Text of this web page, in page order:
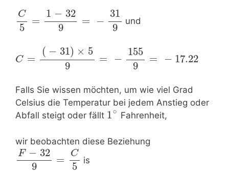
C
5
=
1 − 32
9
= −
31
9
und
C =
( − 31) × 5
9
= −
155
9
= − 17.22
Falls Sie wissen möchten, um wie viel Grad
Celsius die Temperatur bei jedem Anstieg oder
Abfall steigt oder fällt 1 ∘ Fahrenheit,
wir beobachten diese Beziehung
F − 32
9
=
C
5
is